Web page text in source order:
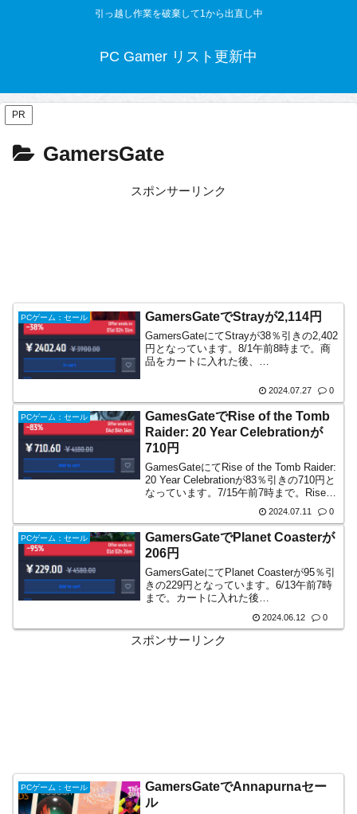
引っ越し作業を破棄して1から出直し中
PC Gamer リスト更新中
PR
GamersGate
スポンサーリンク
PCゲーム：セール GamersGateでStrayが2,114円
GamersGateにてStrayが38％引きの2,402
円となっています。8/1午前8時まで。商
品をカートに入れた後、
力すると更に割り引かれて2,114円に。市
場最安値更新？Strayは圧倒...
2024.07.27 0
PCゲーム：セール
GamesGateでRise of the Tomb
Raider: 20 Year Celebrationが
710円
GamesGateにてRise of the Tomb Raider:
20 Year Celebrationが83％引きの710円と
なっています。7/15午前7時まで。Rise of
the Tomb Raiderは非常に好評。リブート
2024.07.11 0
PCゲーム：セール
GamersGateでPlanet Coasterが
206円
GamersGateにてPlanet Coasterが95％引
きの229円となっています。6/13午前7時
まで。カートに入れた後
10NAUSEAOUTOF10 とコードを入力す
ることで、更に割り引かれ206円となりま
す。MAC版キーとなり...
2024.06.12 0
スポンサーリンク
PCゲーム：セール
GamersGateでAnnapurnaセー
ル